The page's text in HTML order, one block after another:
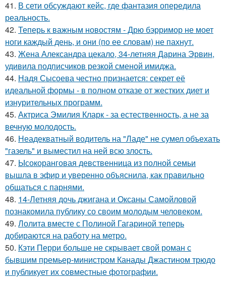
41. В сети обсуждают кейс, где фантазия опередила
реальность.
42. Теперь к важным новостям - Дрю бэрримор не моет
ноги каждый день, и они (по ее словам) не пахнут.
43. Жена Александра цекало, 34-летняя Дарина Эрвин,
удивила подписчиков резкой сменой имиджа.
44. Надя Сысоева честно признается: секрет её
идеальной формы - в полном отказе от жестких диет и
изнурительных программ.
45. Актриса Эмилия Кларк - за естественность, а не за
вечную молодость.
46. Неадекватный водитель на "Ладе" не сумел объехать
"газель" и выместил на ней всю злость.
47. Ысокоранговая девственница из полной семьи
вышла в эфир и уверенно объяснила, как правильно
общаться с парнями.
48. 14-Летняя дочь джигана и Оксаны Самойловой
познакомила публику со своим молодым человеком.
49. Лолита вместе с Полиной Гагариной теперь
добираются на работу на метро.
50. Кэти Перри больше не скрывает свой роман с
бывшим премьер-министром Канады Джастином трюдо
и публикует их совместные фотографии.